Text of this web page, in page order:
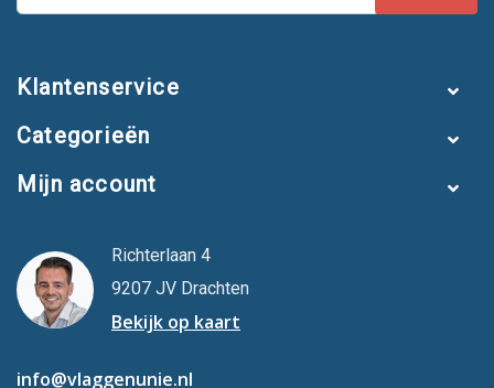
Klantenservice
Categorieën
Mijn account
Richterlaan 4
9207 JV Drachten
Bekijk op kaart
info@vlaggenunie.nl